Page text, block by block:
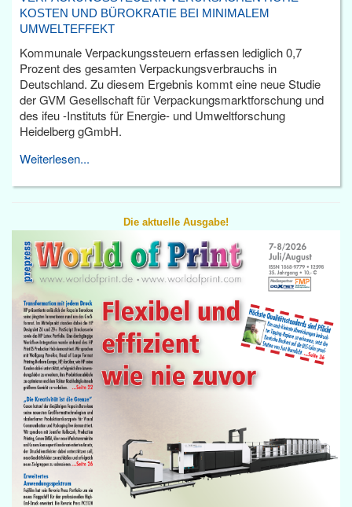
KOSTEN UND BÜROKRATIE BEI MINIMALEM
UMWELTEFFEKT
Kommunale Verpackungssteuern erfassen lediglich 0,7
Prozent des gesamten Verpackungsverbrauchs in
Deutschland. Zu diesem Ergebnis kommt eine neue Studie
der GVM Gesellschaft für Verpackungsmarktforschung und
des ifeu -Instituts für Energie- und Umweltforschung
Heidelberg gGmbH.
Weiterlesen...
Die aktuelle Ausgabe!